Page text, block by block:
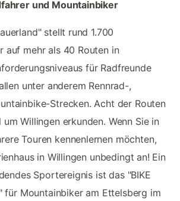
und Mountainbiker
stellt rund 1.700
auf mehr als 40 Routen in
für Radfreunde
unter anderem Rennrad-,
Strecken. Acht der Routen
um Willingen erkunden. Wenn Sie in
Touren kennenlernen möchten,
in Willingen unbedingt an! Ein
Sportereignis ist das "BIKE
für Mountainbiker am Ettelsberg im